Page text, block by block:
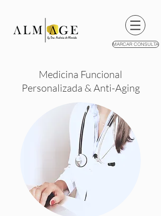
MARCAR CONSULTA
Medicina Funcional
Personalizada & Anti-Aging